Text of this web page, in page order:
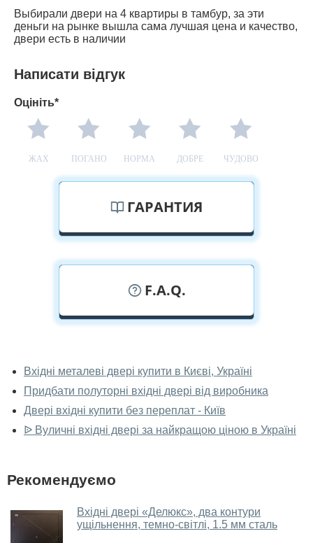
Выбирали двери на 4 квартиры в тамбур, за эти
деньги на рынке вышла сама лучшая цена и качество,
двери есть в наличии
Написати відгук
Оцініть*
ЖАХ ПОГАНО НОРМА ДОБРЕ ЧУДОВО
ГАРАНТИЯ
F.A.Q.
наживо?
Так, можна подивитися двері вхідні у нашому
фірмовому салоні-магазині.
У вас великий магазин?
дверей.
Чи допомагаєте ви вибрати двері
вхідні?
Вхідні металеві двері купити в Києві, Україні
Придбати полуторні вхідні двері від виробника
Двері вхідні купити без переплат - Київ
ᐉ Вуличні вхідні двері за найкращою ціною в Україні
Рекомендуємо
Вхідні двері «Делюкс», два контури
ущільнення, темно-світлі, 1.5 мм сталь